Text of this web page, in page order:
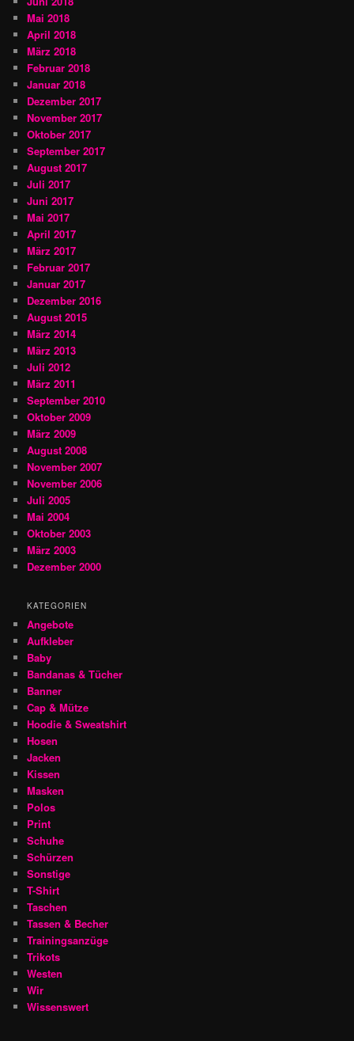
Mai 2018
April 2018
März 2018
Februar 2018
Januar 2018
Dezember 2017
November 2017
Oktober 2017
September 2017
August 2017
Juli 2017
Juni 2017
Mai 2017
April 2017
März 2017
Februar 2017
Januar 2017
Dezember 2016
August 2015
März 2014
März 2013
Juli 2012
März 2011
September 2010
Oktober 2009
März 2009
August 2008
November 2007
November 2006
Juli 2005
Mai 2004
Oktober 2003
März 2003
Dezember 2000
KATEGORIEN
Angebote
Aufkleber
Baby
Bandanas & Tücher
Banner
Cap & Mütze
Hoodie & Sweatshirt
Hosen
Jacken
Kissen
Masken
Polos
Print
Schuhe
Schürzen
Sonstige
T-Shirt
Taschen
Tassen & Becher
Trainingsanzüge
Trikots
Westen
Wir
Wissenswert